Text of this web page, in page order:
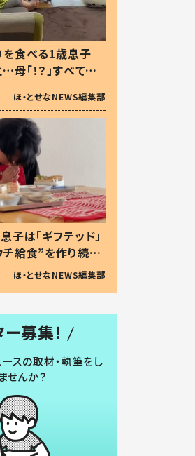
を食べる1歳息子
母「！？」すべてを
可愛いから許
ほ・とせなNEWS編集部
子は「ギフテッド」
給食”を作り続け
の親 #令和の子
ほ・とせなNEWS編集部
募集！
スの取材・執筆をし
せんか？